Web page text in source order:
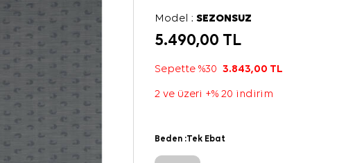
Model :SEZONSUZ
5.490,00 TL
Sepette %303.843,00 TL
2 ve üzeri +% 20 indirim
Beden :Tek Ebat